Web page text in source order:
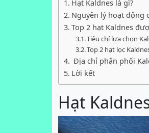
Hạt Kaldnes là gì?
Nguyên lý hoạt động
Top 2 hạt Kaldnes
Tiêu chí lựa chọn
Top 2 hạt lọc
Địa chỉ phân phối
Lời kết
Hạt